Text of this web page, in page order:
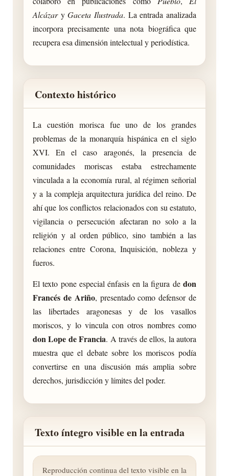
AlcázaryGaceta Ilustrada. La entrada analizada
incorpora precisamente una nota biográfica que
recupera esa dimensión intelectual y periodística.
Contexto histórico
La cuestión morisca fue uno de los grandes
problemas de la monarquía hispánica en el siglo
XVI. En el caso aragonés, la presencia de
comunidades moriscas estaba estrechamente
vinculada a la economía rural, al régimen señorial
y a la compleja arquitectura jurídica del reino. De
ahí que los conflictos relacionados con su estatuto,
vigilancia o persecución afectaran no solo a la
religión y al orden público, sino también a las
relaciones entre Corona, Inquisición, nobleza y
fueros.
El texto pone especial énfasis en la figura de don
Francés de Ariño, presentado como defensor de
las libertades aragonesas y de los vasallos
moriscos, y lo vincula con otros nombres como
don Lope de Francia. A través de ellos, la autora
muestra que el debate sobre los moriscos podía
convertirse en una discusión más amplia sobre
derechos, jurisdicción y límites del poder.
Texto íntegro visible en la entrada
Reproducción continua del texto visible en la